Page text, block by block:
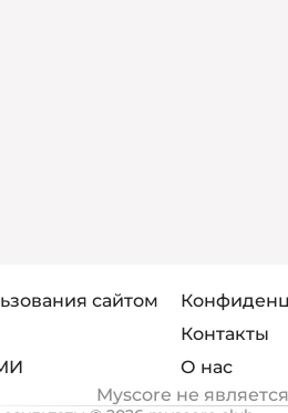
сайтом
Контакты
О нас
Myscore не